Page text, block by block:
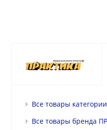
Все товары категории
Все товары бренда